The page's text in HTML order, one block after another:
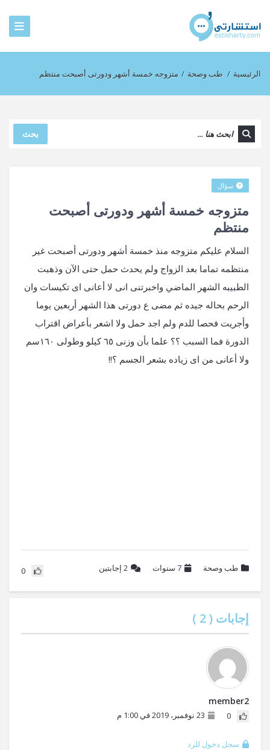
الرئيسية / طب وصحة / متزوجه خمسة أشهر ودورتى أصبحت منتظم
بحث
متزوجه خمسة أشهر ودورتى أصبحت
منتظم
سؤال
السلام عليكم متزوجه منذ خمسة أشهر ودورتى أصبحت غير
منتظمه تماما بعد الزواج ولم يحدث حمل حتى الآن وذهبت
الطبيبه الشهر الماضي واخبرتنى انى لا أعانى اى تكيسات وان
الرحم بحاله جيده ثم مضى ع دورتى هذا الشهر أربعين يوما
وأجريت فحصا للدم ولم اجد حمل ولا اشعر بأعراض اقتراب
الدورة فما السبب ؟؟ علما بأن وزنى ٦٥ كيلو وطولى ١٦٠سم
ولا أعانى من اى زياده بشعر الجسم ؟!!
طب وصحة 7 سنوات 2 إجابتين 0
إجابات (2
)
member2
0 23 نوفمبر، 2019 في 1:00 م
سجل دخول للرد